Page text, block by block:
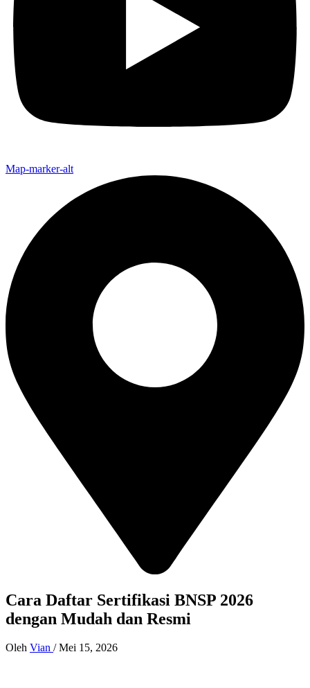
Map-marker-alt
Cara Daftar Sertifikasi BNSP 2026
dengan Mudah dan Resmi
Oleh Vian /Mei 15, 2026